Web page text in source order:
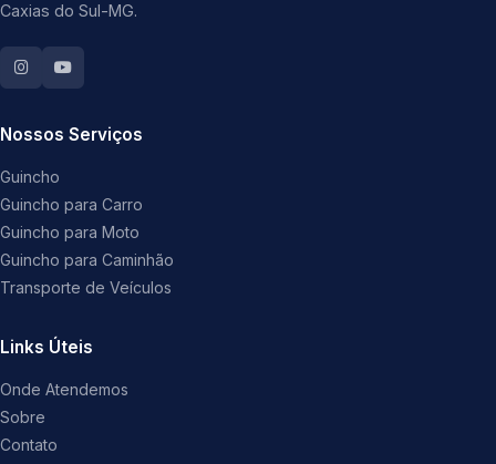
Caxias do Sul-MG.
Nossos Serviços
Guincho
Guincho para Carro
Guincho para Moto
Guincho para Caminhão
Transporte de Veículos
Links Úteis
Onde Atendemos
Sobre
Contato